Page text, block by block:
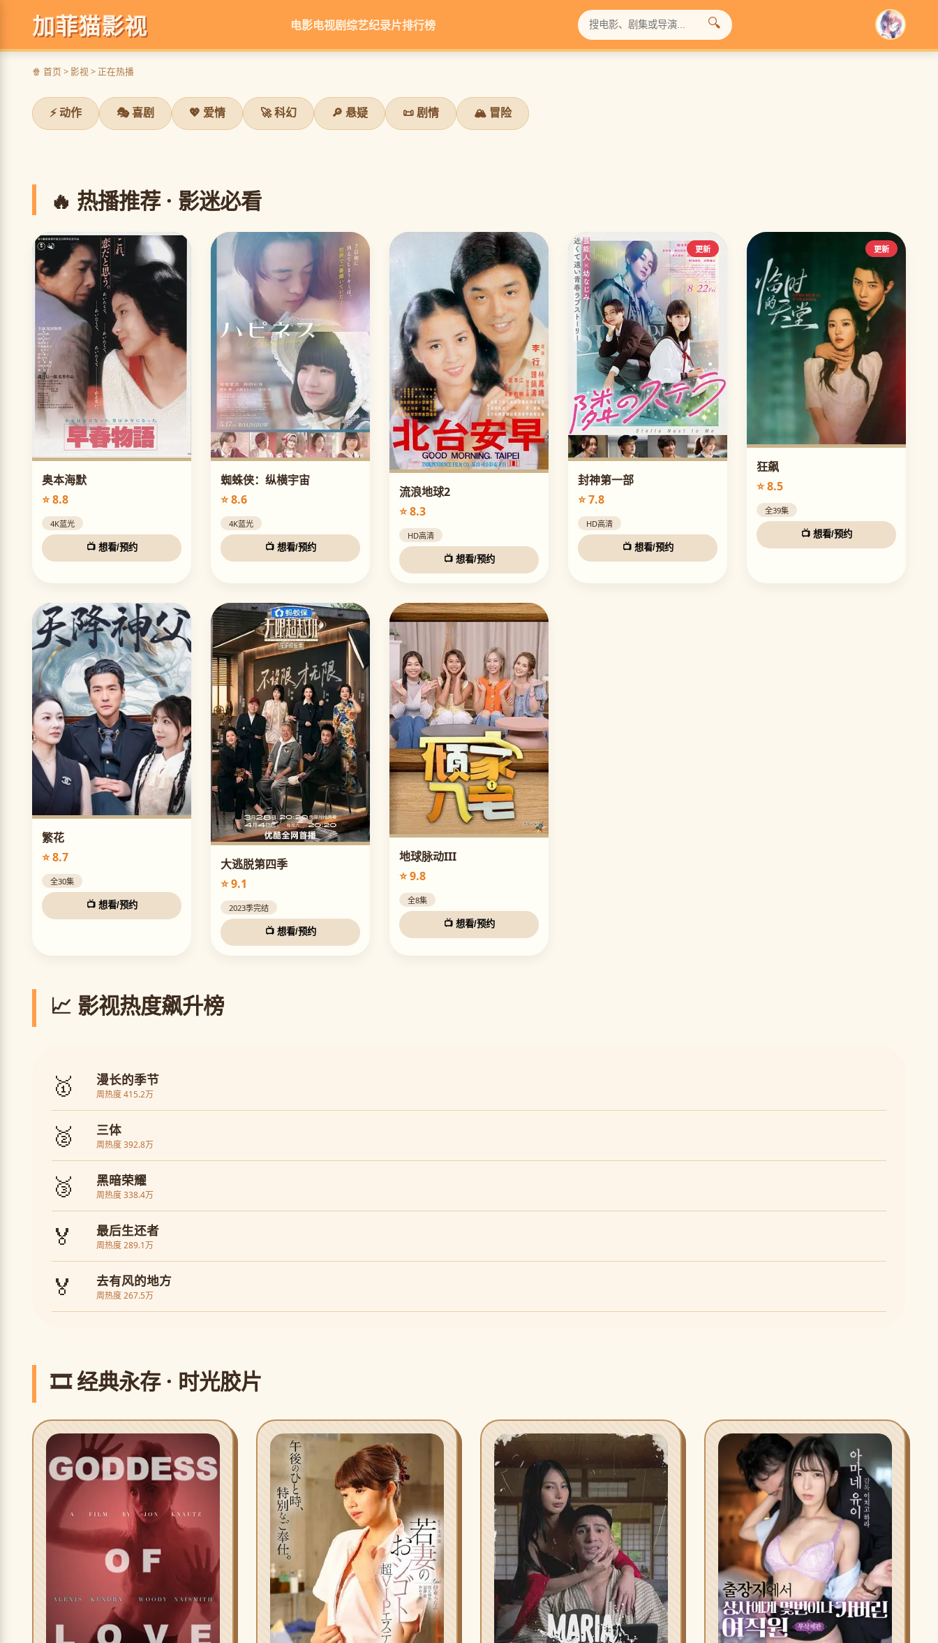
加菲猫影视 电影电视剧综艺纪录片排行榜 🔍
🍿 首页 > 影视 > 正在热播
⚡ 动作 🎭 喜剧 💖 爱情 🚀 科幻 🔎 悬疑 📜 剧情 🏔️ 冒险
蜘蛛侠：纵横宇宙
立即观看
🔥 热播推荐 · 影迷必看
奥本海默
⭐ 8.8
4K蓝光
📺 想看/预约
蜘蛛侠：纵横宇宙
⭐ 8.6
4K蓝光
📺 想看/预约
流浪地球2
⭐ 8.3
HD高清
📺 想看/预约
更新
封神第一部
⭐ 7.8
HD高清
📺 想看/预约
更新
狂飙
⭐ 8.5
全39集
📺 想看/预约
繁花
⭐ 8.7
全30集
📺 想看/预约
大逃脱第四季
⭐ 9.1
2023季完结
📺 想看/预约
地球脉动III
⭐ 9.8
全8集
📺 想看/预约
📈 影视热度飙升榜
🥇 漫长的季节
周热度 415.2万
🥈 三体
周热度 392.8万
🥉 黑暗荣耀
周热度 338.4万
🏅 最后生还者
周热度 289.1万
🏅 去有风的地方
周热度 267.5万
🎞️ 经典永存 · 时光胶片